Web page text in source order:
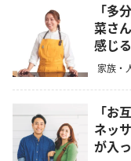
「多
菜さ
感じ
家族・
「お
ネッ
が入